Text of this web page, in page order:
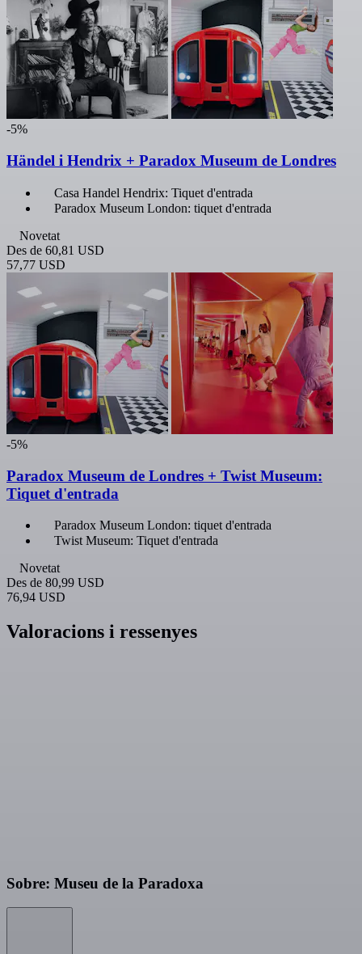
-5%
Händel i Hendrix + Paradox Museum de Londres
Casa Handel Hendrix: Tiquet d'entrada
Paradox Museum London: tiquet d'entrada
Novetat
Des de 60,81 USD
57,77 USD
-5%
Paradox Museum de Londres + Twist Museum:
Tiquet d'entrada
Paradox Museum London: tiquet d'entrada
Twist Museum: Tiquet d'entrada
Novetat
Des de 80,99 USD
76,94 USD
Valoracions i ressenyes
Sobre: Museu de la Paradoxa